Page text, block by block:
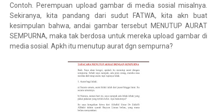
Contoh. Perempuan upload gambar di media sosial misalnya.
Sekiranya, kita pandang dari sudut FATWA, kita akn buat
kesimpulan bahwa, andai gambar tersebut MENUTUP AURAT
SEMPURNA, maka tak berdosa untuk mereka upload gambar di
media sosial. Apkh itu menutup aurat dgn sempurna?